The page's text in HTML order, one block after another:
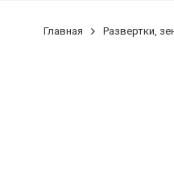
Главная Развертки,